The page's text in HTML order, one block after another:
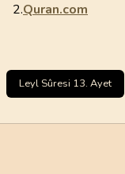
2.Quran.com
Leyl Sûresi 13. Ayet